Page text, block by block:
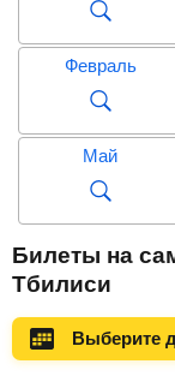
Февраль
Май
Ноябрь
Билеты на
Тбилиси
Выберите